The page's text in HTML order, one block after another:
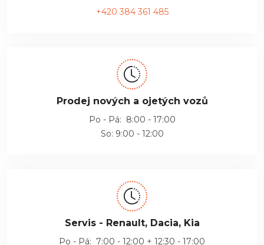
+420 384 361 485
Prodej nových a ojetých vozů
Po - Pá: 8:00 - 17:00
So: 9:00 - 12:00
Servis - Renault, Dacia, Kia
Po - Pá: 7:00 - 12:00 + 12:30 - 17:00